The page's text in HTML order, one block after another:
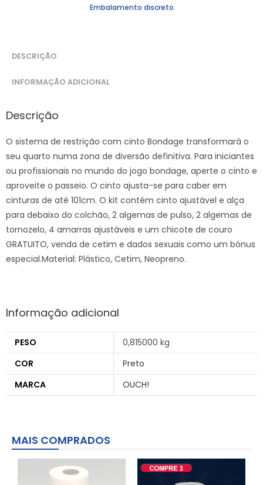
Embalamento discreto
DESCRIÇÃO
INFORMAÇÃO ADICIONAL
Descrição
O sistema de restrição com cinto Bondage transformará o
seu quarto numa zona de diversão definitiva. Para iniciantes
ou profissionais no mundo do jogo bondage, aperte o cinto e
aproveite o passeio. O cinto ajusta-se para caber em
cinturas de até 101cm. O kit contém cinto ajustável e alça
para debaixo do colchão, 2 algemas de pulso, 2 algemas de
tornozelo, 4 amarras ajustáveis e um chicote de couro
GRATUITO, venda de cetim e dados sexuais como um bónus
especial.Material: Plástico, Cetim, Neopreno.
Informação adicional
PESO
0,815000 kg
COR
Preto
MARCA
OUCH!
MAIS COMPRADOS